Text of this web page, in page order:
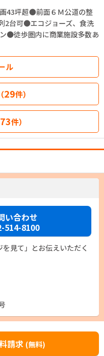
43坪超●前面６Ｍ公道の整
2台可●エコジョーズ、食洗
●徒歩圏内に商業施設多数あ
ル
29件）
73件）
い合わせ
514-8100
見て」とお伝えいただく
請求 (無料)